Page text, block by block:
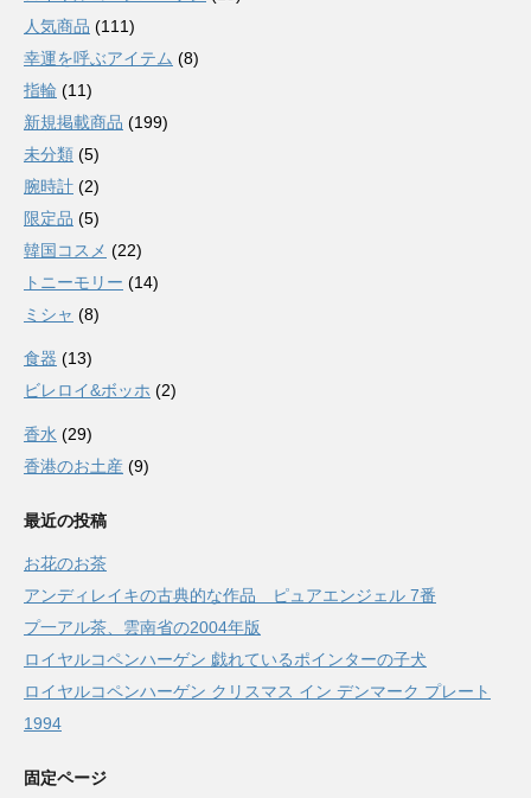
人気商品 (111)
幸運を呼ぶアイテム (8)
指輪 (11)
新規掲載商品 (199)
未分類 (5)
腕時計 (2)
限定品 (5)
韓国コスメ (22)
トニーモリー (14)
ミシャ (8)
食器 (13)
ビレロイ&ボッホ (2)
香水 (29)
香港のお土産 (9)
最近の投稿
お花のお茶
アンディレイキの古典的な作品 ピュアエンジェル 7番
プ一アル茶、雲南省の2004年版
ロイヤルコペンハーゲン 戯れているポインターの子犬
ロイヤルコペンハーゲン クリスマス イン デンマーク プレート
1994
固定ページ